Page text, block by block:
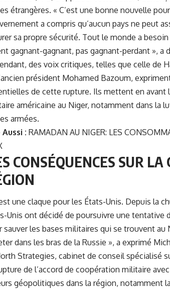
étrangères. « C’est une bonne nouvelle
a compris qu’aucun pays ne peut
sa propre sécurité. Tout le monde a
gagnant-gagnant, pas gagnant-perdant », a
des voix critiques, telles que celle de
président Mohamed Bazoum,
de cette rupture. Ils mettent en
américaine au Niger, notamment dans la
armées.
: RAMADAN AU NIGER: LES
CONSÉQUENCES SUR
une claque pour les États-Unis. Depuis la
Unis ont décidé de poursuivre une tentative
sauver les bases militaires qui se trouvent
dans les bras de la Russie », a exprimé
Strategies, cabinet de conseil spécialisé
de l’accord de coopération militaire
géopolitiques dans la région, notamment